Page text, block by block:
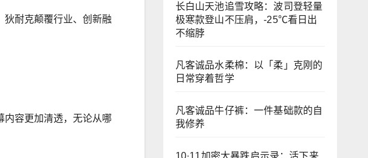
狄耐克颠覆行业、创新融
内容更加清透，无论从哪
长白山天池追雪攻略：波司登轻量
极寒款登山不压肩，-25℃看日出
不缩脖
凡客诚品水柔棉：以「柔」克刚的
日常穿着哲学
凡客诚品牛仔裤：一件基础款的自
我修养
10·11加密大暴跌启示录：活下来